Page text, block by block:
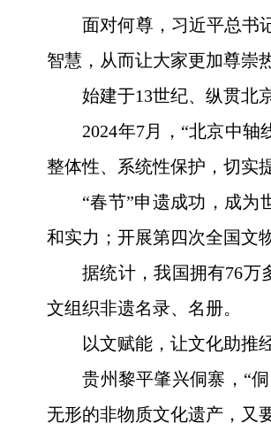
面对何尊，习近平总书
智慧，从而让大家更加尊崇
始建于13世纪、纵贯北
2024年7月，“北京中
整体性、系统性保护，切实
“春节”申遗成功，成
和实力；开展第四次全国文
据统计，我国拥有76万
文组织非遗名录、名册。
以文赋能，让文化助
贵州黎平肇兴侗寨，“
无形的非物质文化遗产，又